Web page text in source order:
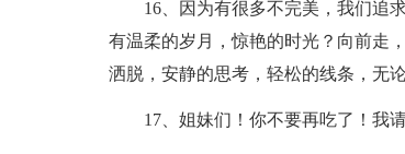
16、因为有很多不完美，我们追求
有温柔的岁月，惊艳的时光？向前走
洒脱，安静的思考，轻松的线条，无
17、姐妹们！你不要再吃了！我请